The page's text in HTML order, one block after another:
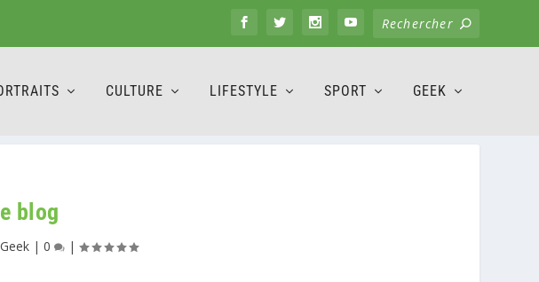
CULTURE LIFESTYLE SPORT GEEK
blog
Geek | 0 |